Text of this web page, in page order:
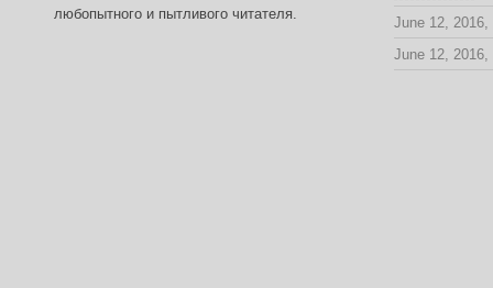
любопытного и пытливого читателя.
June 12,
June 12,